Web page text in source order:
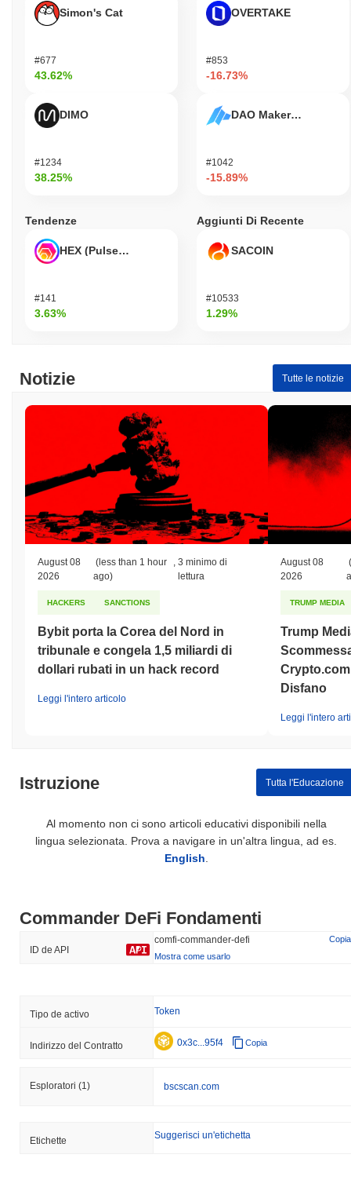
Simon's Cat
#677
43.62%
DIMO
#1234
38.25%
OVERTAKE
#853
-16.73%
DAO Maker Token
#1042
-15.89%
Tendenze
HEX (Pulsechain)
#141
3.63%
Aggiunti Di Recente
SACOIN
#10533
1.29%
Notizie Tutte le notizie
August 08
2026
(less than 1 hour
ago)
, 3 minimo di
lettura
HACKERS SANCTIONS
Bybit porta la Corea del Nord in
tribunale e congela 1,5 miliardi di
dollari rubati in un hack record
Leggi l'intero articolo
August 08
2026
TRUMP MEDIA
Trump
Disfano
Leggi l'intero
Istruzione Tutta l'Educazione
Al momento non ci sono articoli educativi disponibili nella
lingua selezionata. Prova a navigare in un'altra lingua, ad es.
English.
Commander DeFi Fondamenti
ID de API
comfi-commander-defi
Copia
Mostra come usarlo
Tipo de activo Token
Indirizzo del Contratto 0x3c...95f4 Copia
Esploratori (1) bscscan.com
Etichette Suggerisci un'etichetta